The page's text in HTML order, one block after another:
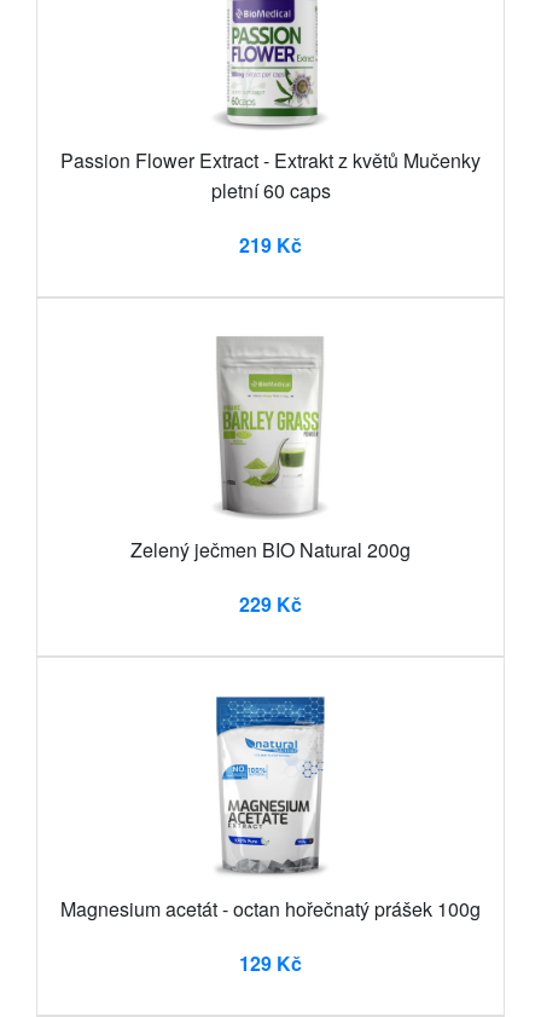
Passion Flower Extract - Extrakt z květů Mučenky
pletní 60 caps
219 Kč
Zelený ječmen BIO Natural 200g
229 Kč
Magnesium acetát - octan hořečnatý prášek 100g
129 Kč